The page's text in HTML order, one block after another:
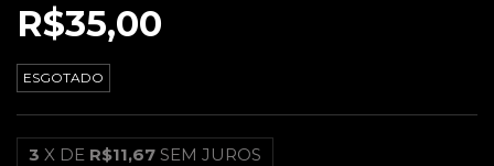
R$35,00
ESGOTADO
3 X DE R$11,67 SEM JUROS